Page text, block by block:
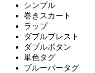
シンプル
巻きスカート
ラップ
ダブルブレスト
ダブルボタン
単色タグ
ブルーバータグ